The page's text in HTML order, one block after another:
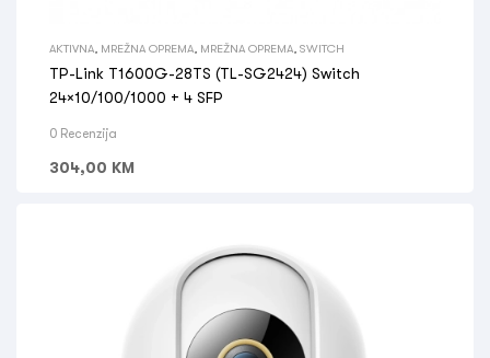
AKTIVNA MREŽNA OPREMA MREŽNA OPREMA SWITCH
TP-Link T1600G-28TS (TL-SG2424) Switch
24×10/100/1000 + 4 SFP
0 Recenzija
304,00 KM